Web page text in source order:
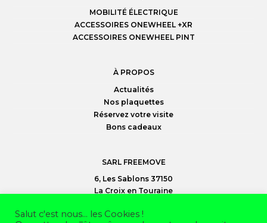
MOBILITÉ ÉLECTRIQUE
ACCESSOIRES ONEWHEEL +XR
ACCESSOIRES ONEWHEEL PINT
À PROPOS
Actualités
Nos plaquettes
Réservez votre visite
Bons cadeaux
SARL FREEMOVE
6, Les Sablons 37150
La Croix en Touraine
Salut c'est nous... les Cookies !